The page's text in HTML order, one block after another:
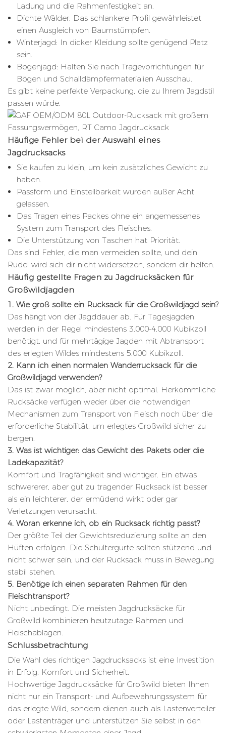
Ladung und die Rahmenfestigkeit an.
Dichte Wälder: Das schlankere Profil gewährleistet
einen Ausgleich von Baumstümpfen.
Winterjagd: In dicker Kleidung sollte genügend Platz
sein.
Bogenjagd: Halten Sie nach Tragevorrichtungen für
Bögen und Schalldämpfermaterialien Ausschau.
Es gibt keine perfekte Verpackung, die zu Ihrem Jagdstil
passen würde.
Häufige Fehler bei der Auswahl eines
Jagdrucksacks
Sie kaufen zu klein, um kein zusätzliches Gewicht zu
haben.
Passform und Einstellbarkeit wurden außer Acht
gelassen.
Das Tragen eines Packes ohne ein angemessenes
System zum Transport des Fleisches.
Die Unterstützung von Taschen hat Priorität.
Das sind Fehler, die man vermeiden sollte, und dein
Rudel wird sich dir nicht widersetzen, sondern dir helfen.
Häufig gestellte Fragen zu Jagdrucksäcken für
Großwildjagden
1. Wie groß sollte ein Rucksack für die Großwildjagd sein?
Das hängt von der Jagddauer ab. Für Tagesjagden
werden in der Regel mindestens 3.000-4.000 Kubikzoll
benötigt, und für mehrtägige Jagden mit Abtransport
des erlegten Wildes mindestens 5.000 Kubikzoll.
2. Kann ich einen normalen Wanderrucksack für die
Großwildjagd verwenden?
Das ist zwar möglich, aber nicht optimal. Herkömmliche
Rucksäcke verfügen weder über die notwendigen
Mechanismen zum Transport von Fleisch noch über die
erforderliche Stabilität, um erlegtes Großwild sicher zu
bergen.
3. Was ist wichtiger: das Gewicht des Pakets oder die
Ladekapazität?
Komfort und Tragfähigkeit sind wichtiger. Ein etwas
schwererer, aber gut zu tragender Rucksack ist besser
als ein leichterer, der ermüdend wirkt oder gar
Verletzungen verursacht.
4. Woran erkenne ich, ob ein Rucksack richtig passt?
Der größte Teil der Gewichtsreduzierung sollte an den
Hüften erfolgen. Die Schultergurte sollten stützend und
nicht schwer sein, und der Rucksack muss in Bewegung
stabil stehen.
5. Benötige ich einen separaten Rahmen für den
Fleischtransport?
Nicht unbedingt. Die meisten Jagdrucksäcke für
Großwild kombinieren heutzutage Rahmen und
Fleischablagen.
Schlussbetrachtung
Die Wahl des richtigen Jagdrucksacks ist eine Investition
in Erfolg, Komfort und Sicherheit.
Hochwertige Jagdrucksäcke für Großwild bieten Ihnen
nicht nur ein Transport- und Aufbewahrungssystem für
das erlegte Wild, sondern dienen auch als Lastenverteiler
oder Lastenträger und unterstützen Sie selbst in den